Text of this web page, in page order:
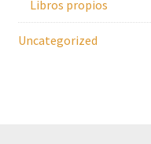
Libros propios
Uncategorized